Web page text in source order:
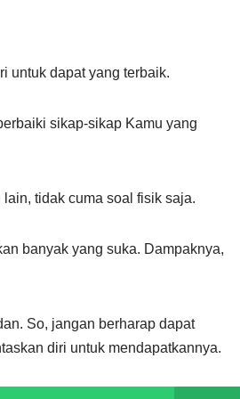
untuk dapat yang terbaik.
sikap-sikap Kamu yang
tidak cuma soal fisik saja.
banyak yang suka. Dampaknya,
So, jangan berharap dapat
diri untuk mendapatkannya.